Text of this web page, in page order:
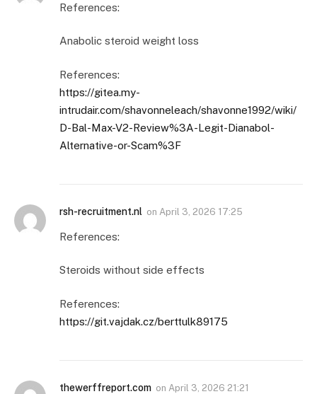
References:
Anabolic steroid weight loss
References:
https://gitea.my-
intrudair.com/shavonneleach/shavonne1992/wiki/
D-Bal-Max-V2-Review%3A-Legit-Dianabol-
Alternative-or-Scam%3F
rsh-recruitment.nl on April 3, 2026 17:25
References:
Steroids without side effects
References:
https://git.vajdak.cz/berttulk89175
thewerffreport.com on April 3, 2026 21:21